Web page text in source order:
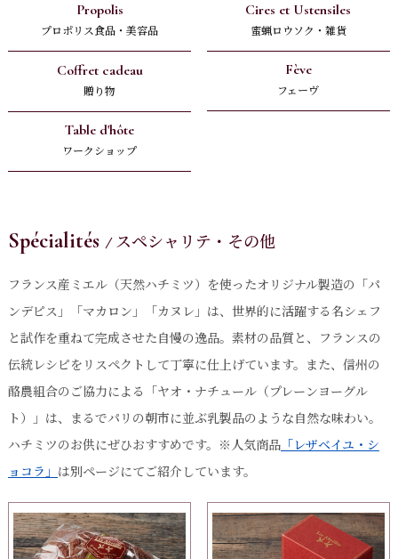
Propolis
プロポリス食品・美容品
Cires et Ustensiles
蜜蝋ロウソク・雑貨
Coffret cadeau
贈り物
Fève
フェーヴ
Table d'hôte
ワークショップ
Spécialités スペシャリテ・その他
フランス産ミエル（天然ハチミツ）を使ったオリジナル製造の「パ
ンデピス」「マカロン」「カヌレ」は、世界的に活躍する名シェフ
と試作を重ねて完成させた自慢の逸品。素材の品質と、フランスの
伝統レシピをリスペクトして丁寧に仕上げています。また、信州の
酪農組合のご協力による「ヤオ・ナチュール（プレーンヨーグル
ト）」は、まるでパリの朝市に並ぶ乳製品のような自然な味わい。
ハチミツのお供にぜひおすすめです。※人気商品「レザベイユ・シ
ョコラ」 は別ページにてご紹介しています。